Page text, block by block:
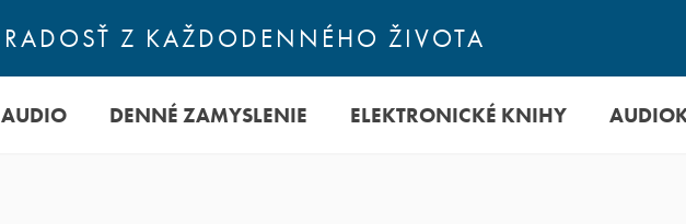
RADOSŤ Z KAŽDODENNÉHO ŽIVOTA
AUDIO DENNÉ ZAMYSLENIE ELEKTRONICKÉ KNIHY